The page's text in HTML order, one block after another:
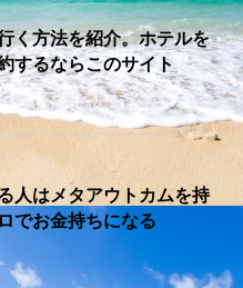
く方法を紹介。ホテルを
するならこのサイト
人はメタアウトカムを持
でお金持ちになる